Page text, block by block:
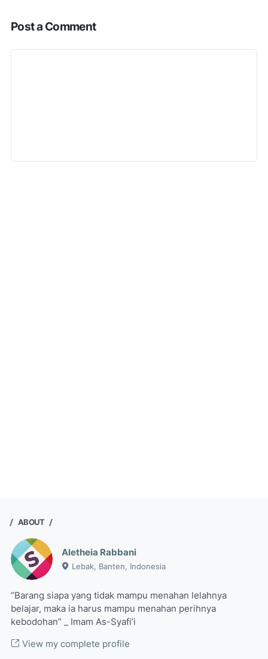
Post a Comment
ABOUT
Aletheia Rabbani
Lebak, Banten, Indonesia
“Barang siapa yang tidak mampu menahan lelahnya
belajar, maka ia harus mampu menahan perihnya
kebodohan” _ Imam As-Syafi’i
View my complete profile